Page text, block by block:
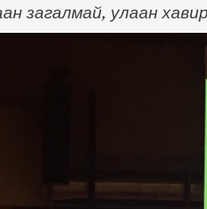
загалмай, улаан
дэх төв болон олон
Л.Пүрэвсүрэн,
тэргүүтэй